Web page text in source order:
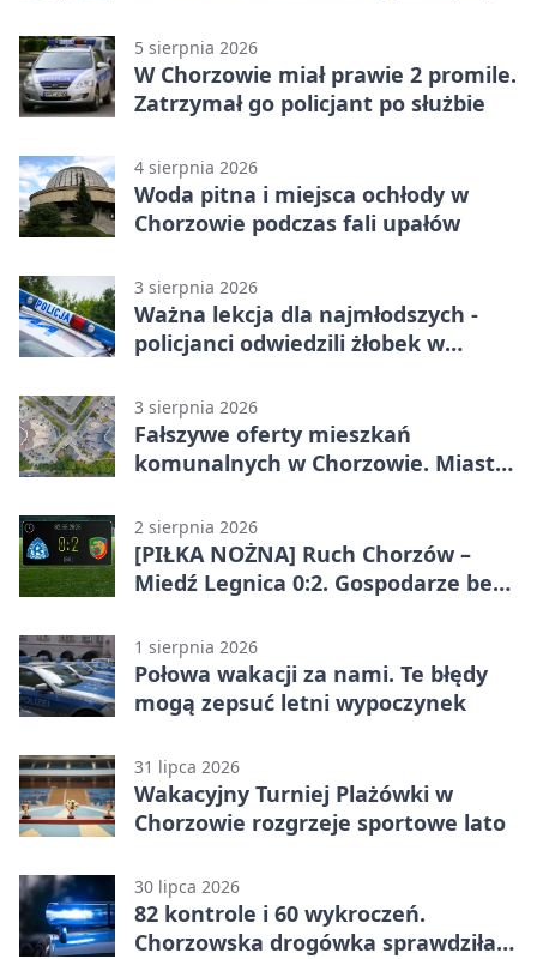
5 sierpnia 2026
W Chorzowie miał prawie 2 promile.
Zatrzymał go policjant po służbie
4 sierpnia 2026
Woda pitna i miejsca ochłody w
Chorzowie podczas fali upałów
3 sierpnia 2026
Ważna lekcja dla najmłodszych -
policjanci odwiedzili żłobek w
3 sierpnia 2026
Fałszywe oferty mieszkań
komunalnych w Chorzowie. Miasto
2 sierpnia 2026
[PIŁKA NOŻNA] Ruch Chorzów –
Miedź Legnica 0:2. Gospodarze bez
1 sierpnia 2026
Połowa wakacji za nami. Te błędy
mogą zepsuć letni wypoczynek
31 lipca 2026
Wakacyjny Turniej Plażówki w
Chorzowie rozgrzeje sportowe lato
30 lipca 2026
82 kontrole i 60 wykroczeń.
Chorzowska drogówka sprawdziła